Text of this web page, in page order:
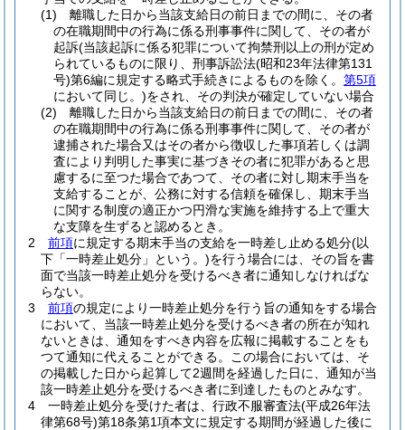
(1)
離職した日から当該支給日の前日までの間に、その者
の在職期間中の行為に係る刑事事件に関して、その者が
起訴(当該起訴に係る犯罪について拘禁刑以上の刑が定め
られているものに限り、刑事訴訟法(昭和23年法律第131
号)第6編に規定する略式手続きによるものを除く。 第5項
において同じ。)をされ、その判決が確定していない場合
(2)
離職した日から当該支給日の前日までの間に、その者
の在職期間中の行為に係る刑事事件に関して、その者が
逮捕された場合又はその者から徴収した事項若しくは調
査により判明した事実に基づきその者に犯罪があると思
慮するに至つた場合であつて、その者に対し期末手当を
支給することが、公務に対する信頼を確保し、期末手当
に関する制度の適正かつ円滑な実施を維持する上で重大
な支障を生ずると認めるとき。
2
前項に規定する期末手当の支給を一時差し止める処分(以
下「一時差止処分」という。)を行う場合には、その旨を書
面で当該一時差止処分を受けるべき者に通知しなければな
らない。
3
前項の規定により一時差止処分を行う旨の通知をする場合
において、当該一時差止処分を受けるべき者の所在が知れ
ないときは、通知をすべき内容を広報に掲載することをも
つて通知に代えることができる。
この場合においては、そ
の掲載した日から起算して2週間を経過した日に、通知が当
該一時差止処分を受けるべき者に到達したものとみなす。
4
一時差止処分を受けた者は、行政不服審査法(平成26年法
律第68号)第18条第1項本文に規定する期間が経過した後に